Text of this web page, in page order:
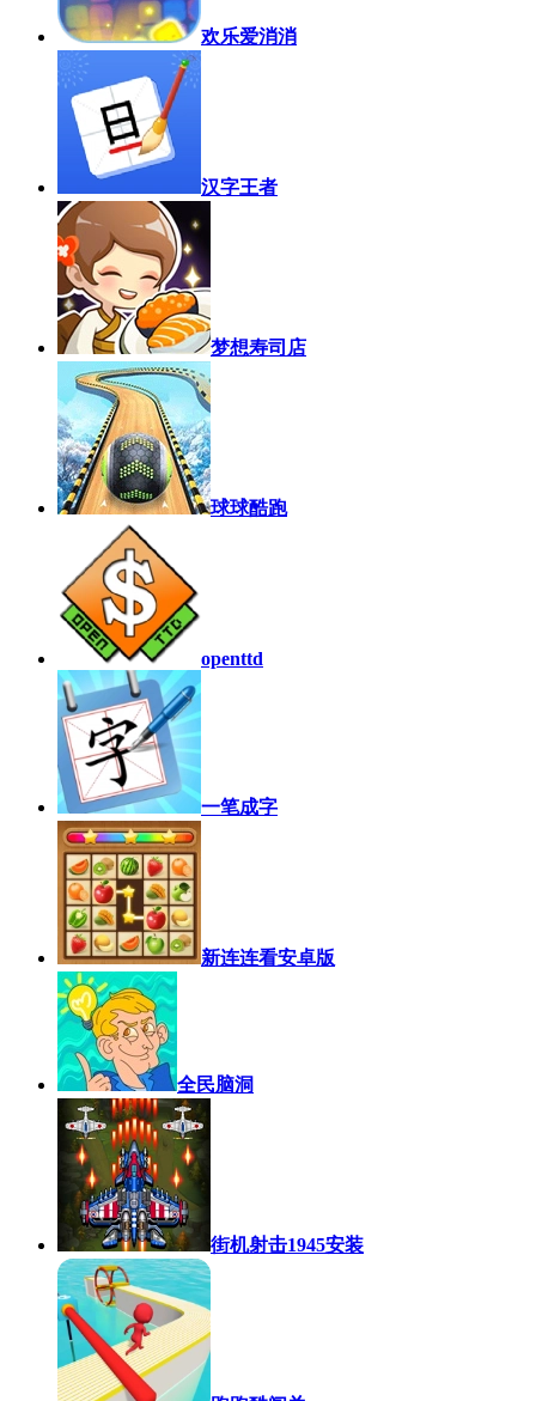
欢乐爱消消
汉字王者
梦想寿司店
球球酷跑
openttd
一笔成字
新连连看安卓版
全民脑洞
街机射击1945安装